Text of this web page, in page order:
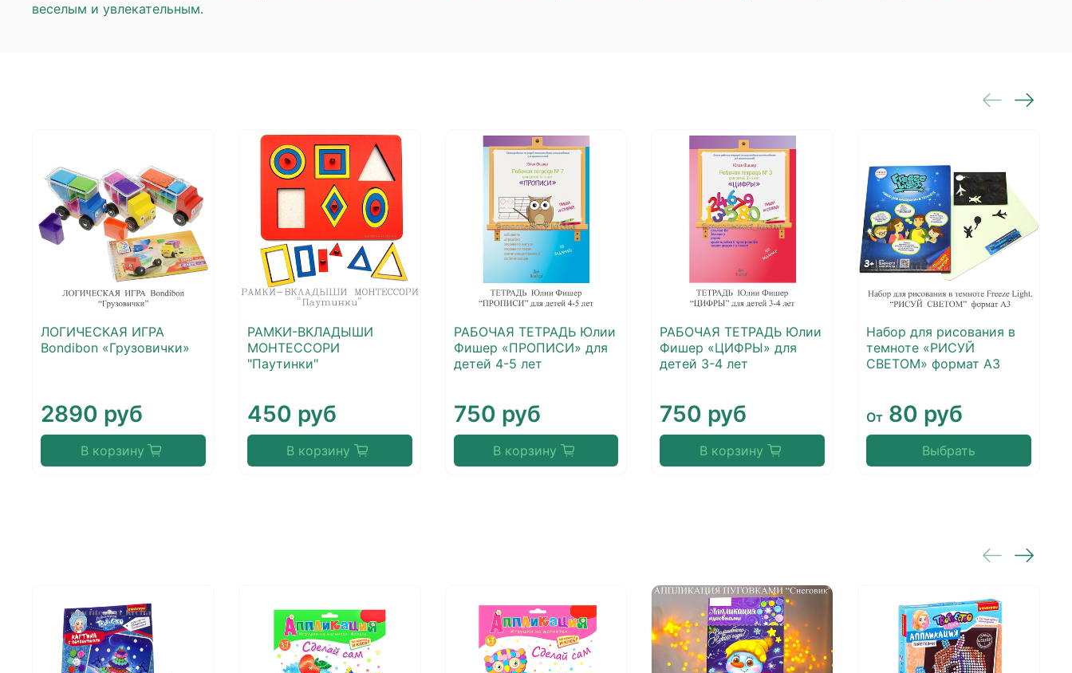
веселым и увлекательным.
ЛОГИЧЕСКАЯ ИГРА
Bondibon «Грузовички»
2890 руб
В корзину
РАМКИ-ВКЛАДЫШИ
МОНТЕССОРИ
"Паутинки"
450 руб
В корзину
РАБОЧАЯ ТЕТРАДЬ Юлии
Фишер «ПРОПИСИ» для
детей 4-5 лет
750 руб
В корзину
РАБОЧАЯ ТЕТРАДЬ Юлии
Фишер «ЦИФРЫ» для
детей 3-4 лет
750 руб
В корзину
Набор для рисования в
темноте «РИСУЙ
СВЕТОМ» формат А3
От 80 руб
Выбрать